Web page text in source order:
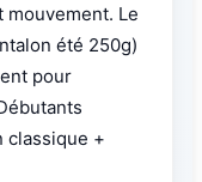
Le
été 250g)
pour
classique +